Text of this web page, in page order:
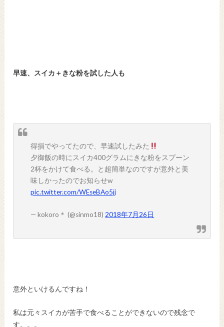
早速、スイカ＋きな粉を試した人も
得損でやってたので、早速試したみた
夕御飯の時にスイカ400グラムにきな粉をスプーン
2杯をかけて食べる。と超簡単なのですが意外と美
味しかったのでお知らせw
pic.twitter.com/WEseBAo5jj
— kokoro＊ (@sinmo18) 2018年7月26日
意外といけるんですね！
私は元々スイカが苦手で食べることができないので残念で
す。。。